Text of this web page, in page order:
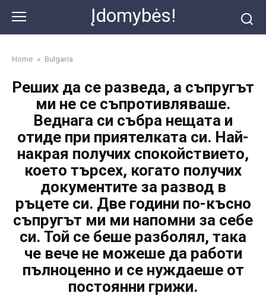
content
Įdomybės!
Home » Bulgaria
Реших да се разведа, а съпругът
ми не се съпротивляваше.
Веднага си събра нещата и
отиде при приятелката си. Най-
накрая получих спокойствието,
което търсех, когато получих
документите за развод в
ръцете си. Две години по-късно
съпругът ми ми напомни за себе
си. Той се беше разболял, така
че вече не можеше да работи
пълноценно и се нуждаеше от
постоянни грижи.